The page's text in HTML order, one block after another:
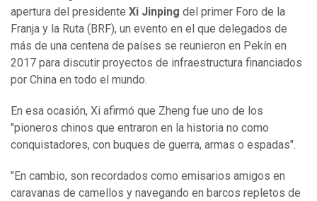
apertura del presidente Xi Jinping del primer Foro de la
Franja y la Ruta (BRF), un evento en el que delegados de
más de una centena de países se reunieron en Pekín en
2017 para discutir proyectos de infraestructura financiados
por China en todo el mundo.
En esa ocasión, Xi afirmó que Zheng fue uno de los
"pioneros chinos que entraron en la historia no como
conquistadores, con buques de guerra, armas o espadas".
"En cambio, son recordados como emisarios amigos en
caravanas de camellos y navegando en barcos repletos de